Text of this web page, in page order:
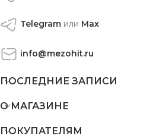
Telegram или Max
info@mezohit.ru
ПОСЛЕДНИЕ ЗАПИСИ
О МАГАЗИНЕ
ПОКУПАТЕЛЯМ